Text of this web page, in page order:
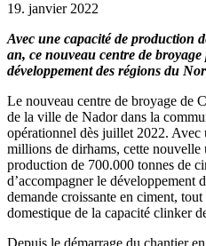
19. janvier 2022
Avec une capacité de production
an, ce nouveau centre de
développement des régions du
Le nouveau centre de broyage de
de la ville de Nador dans la
opérationnel dès juillet 2022. Avec
millions de dirhams, cette nouvelle
production de 700.000 tonnes de
d’accompagner le développement
demande croissante en ciment,
domestique de la capacité clinker